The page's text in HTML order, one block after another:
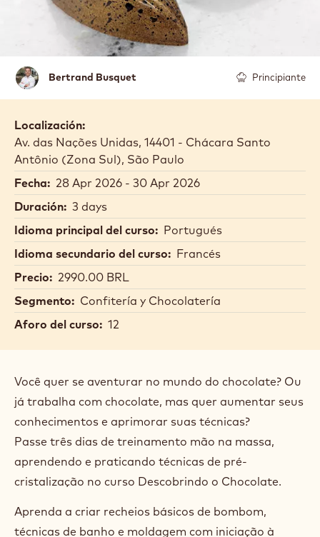
Bertrand
Busquet
Bertrand Busquet Principiante
Localización:
Av. das Nações Unidas, 14401 - Chácara Santo
Antônio (Zona Sul), São Paulo
Fecha: 28 Apr 2026 - 30 Apr 2026
Duración: 3 days
Idioma principal del curso: Portugués
Idioma secundario del curso: Francés
Precio: 2990.00 BRL
Segmento: Confitería y Chocolatería
Aforo del curso: 12
Você quer se aventurar no mundo do chocolate? Ou
já trabalha com chocolate, mas quer aumentar seus
conhecimentos e aprimorar suas técnicas?
Passe três dias de treinamento mão na massa,
aprendendo e praticando técnicas de pré-
cristalização no curso Descobrindo o Chocolate.
Aprenda a criar recheios básicos de bombom,
técnicas de banho e moldagem com iniciação à